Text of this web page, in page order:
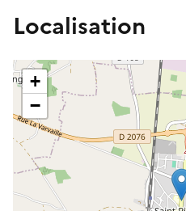
Localisation
+
−